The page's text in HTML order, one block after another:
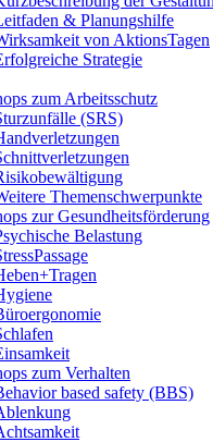
& Planungshilfe
von AktionsTagen
Strategie
zum Arbeitsschutz
(SRS)
Themenschwerpunkte
zur Gesundheitsförderung
Belastung
zum Verhalten
based safety (BBS)